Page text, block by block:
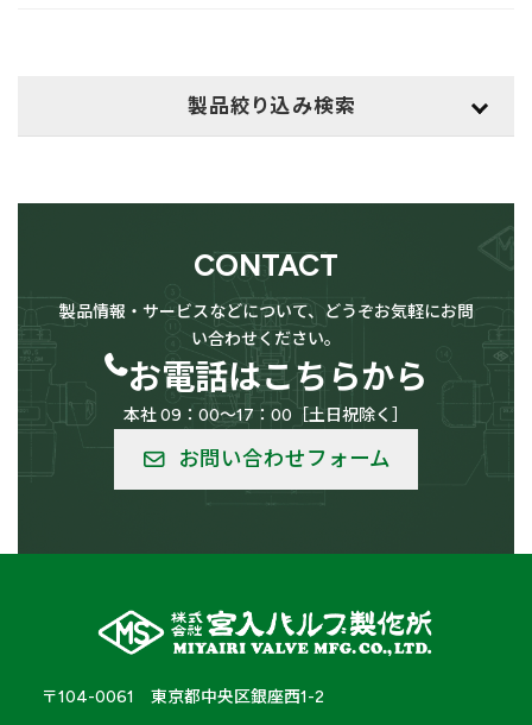
製品絞り込み検索
供給設備用
CONTACT
製品情報・サービスなどについて、どうぞお気軽にお問
い合わせください。
お電話はこちらから
本社 09：00～17：00［土日祝除く］
お問い合わせフォーム
〒104-0061 東京都中央区銀座西1-2